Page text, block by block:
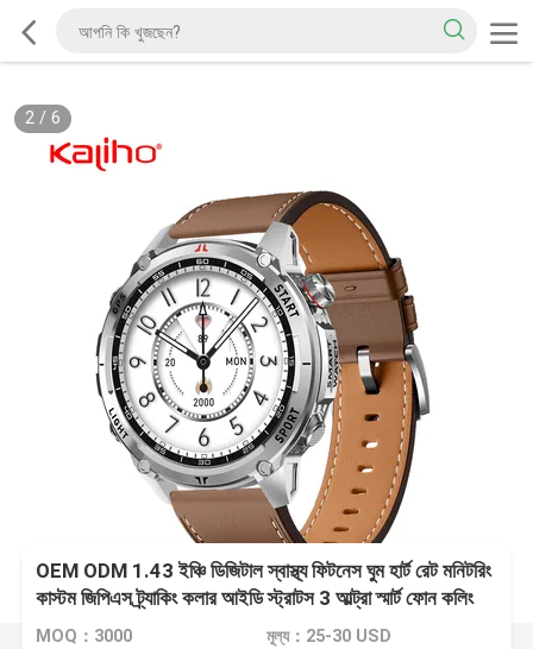
2/ 6
OEM ODM 1.43 ইঞ্চি ডিজিটাল স্বাস্থ্য ফিটনেস ঘুম হার্ট রেট মনিটরিং
কাস্টম জিপিএস ট্র্যাকিং কলার আইডি স্ট্রাটস 3 আল্ট্রা স্মার্ট ফোন কলিং
W10 প্রো ঘড়ি শপিং সাবওয়ে গেম কল ফাংশন ক্রীড়াবিদ জিম
MOQ：3000 মূল্য：25-30 USD